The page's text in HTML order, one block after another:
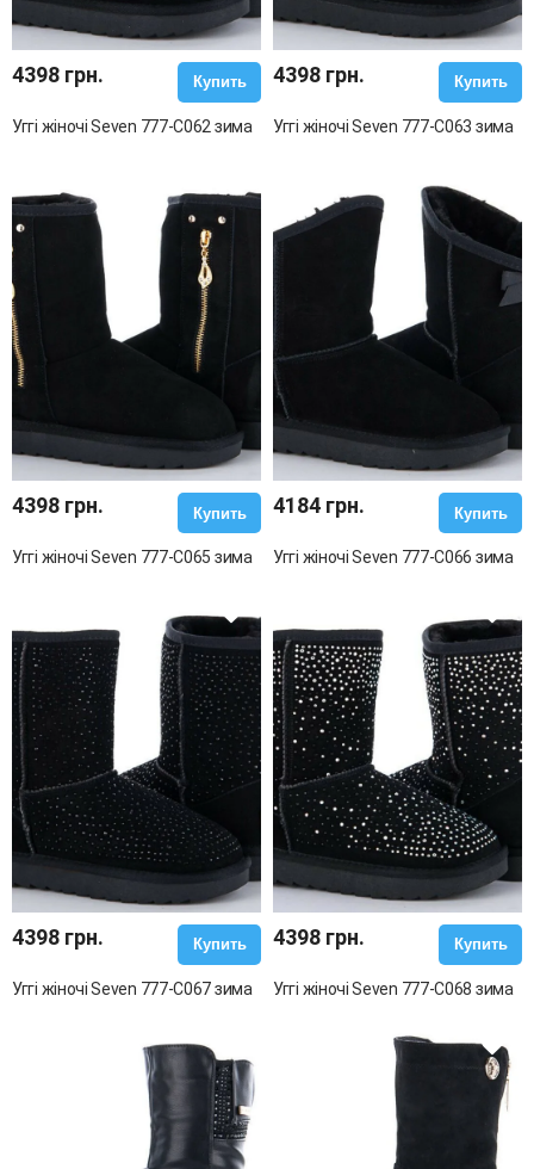
4398 грн. Купить
Уггі жіночі Seven 777-C062 зима
4398 грн. Купить
Уггі жіночі Seven 777-C063 зима
4398 грн. Купить
Уггі жіночі Seven 777-C065 зима
4184 грн. Купить
Уггі жіночі Seven 777-C066 зима
4398 грн. Купить
Уггі жіночі Seven 777-C067 зима
4398 грн. Купить
Уггі жіночі Seven 777-C068 зима